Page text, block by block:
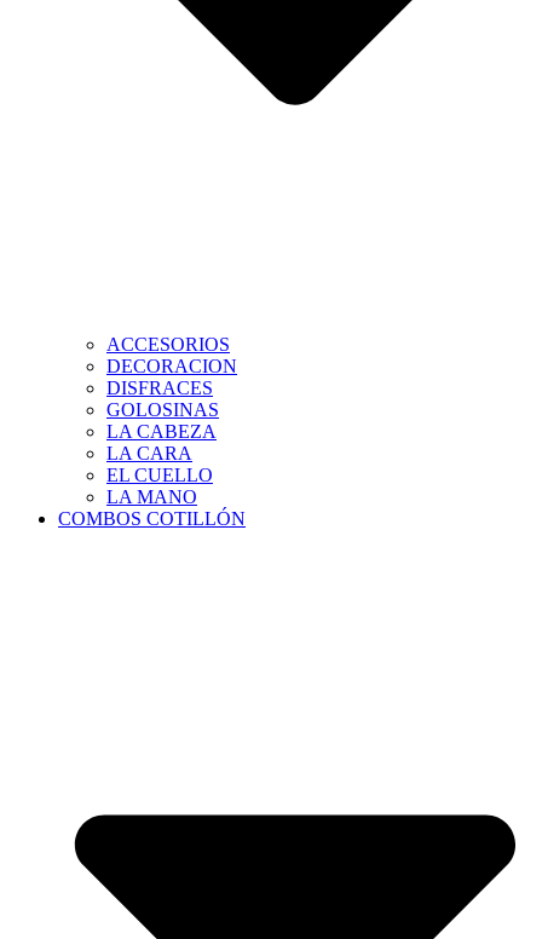
ACCESORIOS
DECORACION
DISFRACES
GOLOSINAS
LA CABEZA
LA CARA
EL CUELLO
LA MANO
COMBOS COTILLÓN